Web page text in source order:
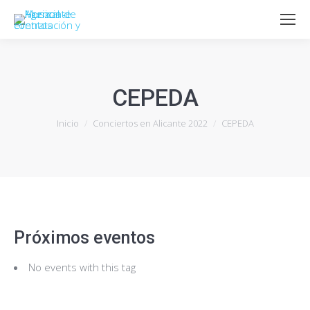
CEPEDA
Estás aquí:
Inicio Conciertos en Alicante 2022 CEPEDA
Próximos eventos
No events with this tag